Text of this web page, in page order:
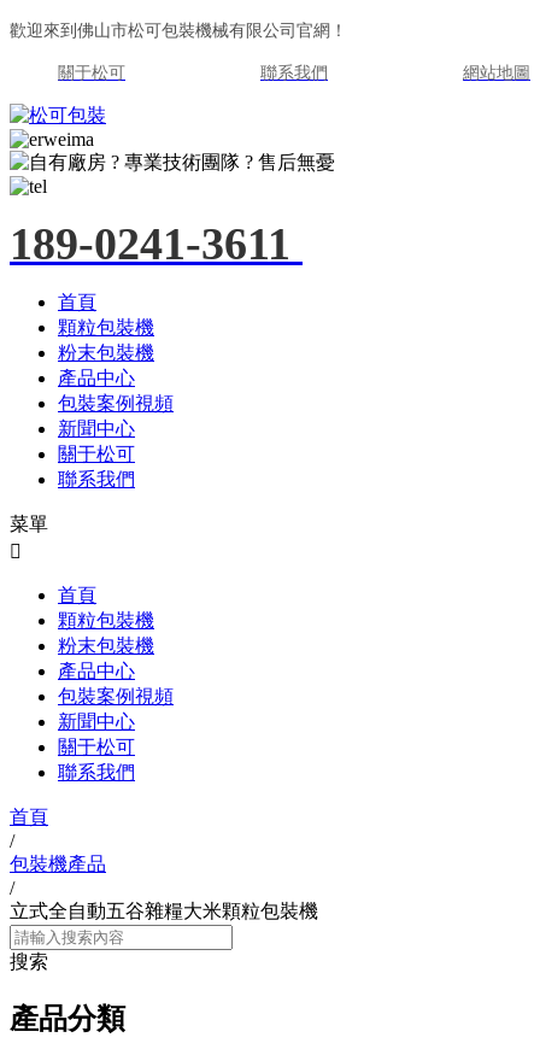
歡迎來到佛山市松可包裝機械有限公司官網！
關于松可 聯系我們 網站地圖
189-0241-3611
首頁
顆粒包裝機
粉末包裝機
產品中心
包裝案例視頻
新聞中心
關于松可
聯系我們
菜單

首頁
顆粒包裝機
粉末包裝機
產品中心
包裝案例視頻
新聞中心
關于松可
聯系我們
首頁
/
包裝機產品
/
立式全自動五谷雜糧大米顆粒包裝機
搜索
產品分類